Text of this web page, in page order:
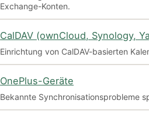
Exchange-Konten.
CalDAV (ownCloud, Synology,
Einrichtung von CalDAV-basierten
OnePlus-Geräte
Bekannte Synchronisationsprobleme